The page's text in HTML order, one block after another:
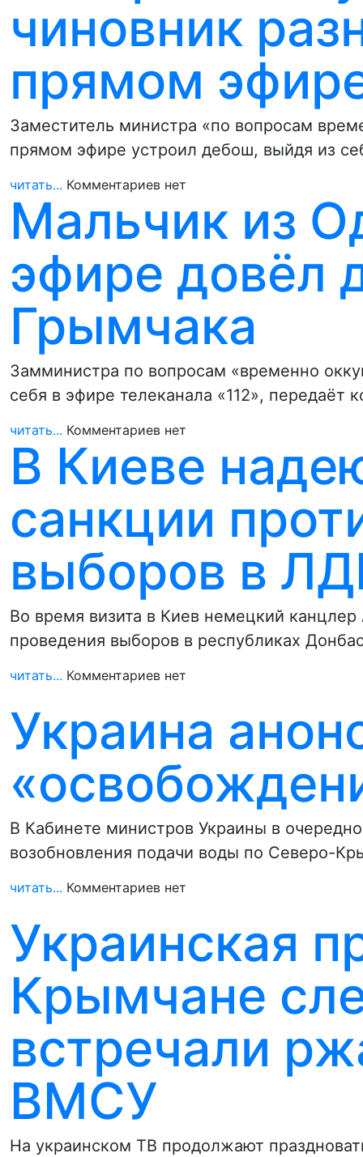
чиновник
прямом
Заместитель министра «по вопросам
прямом эфире устроил дебош, выйдя из
читать... Комментариев нет
Мальчик из
эфире довёл
Грымчака
Замминистра по вопросам «временно
себя в эфире телеканала «112», передаёт
читать... Комментариев нет
В Киеве
санкции
выборов в
Во время визита в Киев немецкий
проведения выборов в республиках
читать... Комментариев нет
Украина
В Кабинете министров Украины в
возобновления подачи воды по Северо-
читать... Комментариев нет
Украинская
Крымчане
встречали
ВМСУ
На украинском ТВ продолжают